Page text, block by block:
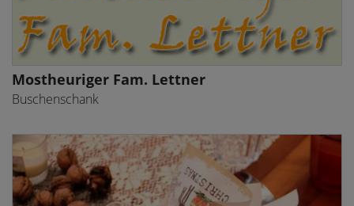
Mostheuriger Fam. Lettner
Buschenschank